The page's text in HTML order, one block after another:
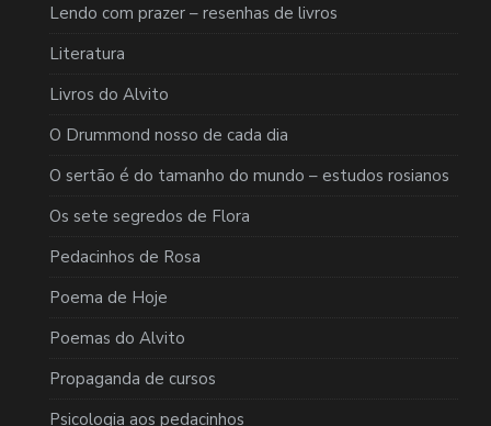
Lendo com prazer – resenhas de livros
Literatura
Livros do Alvito
O Drummond nosso de cada dia
O sertão é do tamanho do mundo – estudos rosianos
Os sete segredos de Flora
Pedacinhos de Rosa
Poema de Hoje
Poemas do Alvito
Propaganda de cursos
Psicologia aos pedacinhos